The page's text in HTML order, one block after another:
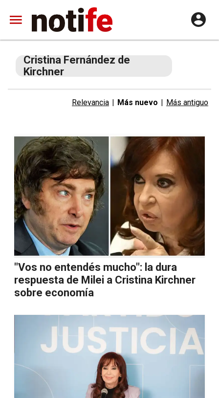
Cristina Fernández de
Kirchner
Relevancia | Más nuevo | Más antiguo
"Vos no entendés mucho": la dura
respuesta de Milei a Cristina Kirchner
sobre economía